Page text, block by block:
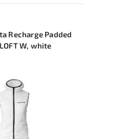
Recharge Padded
W, white